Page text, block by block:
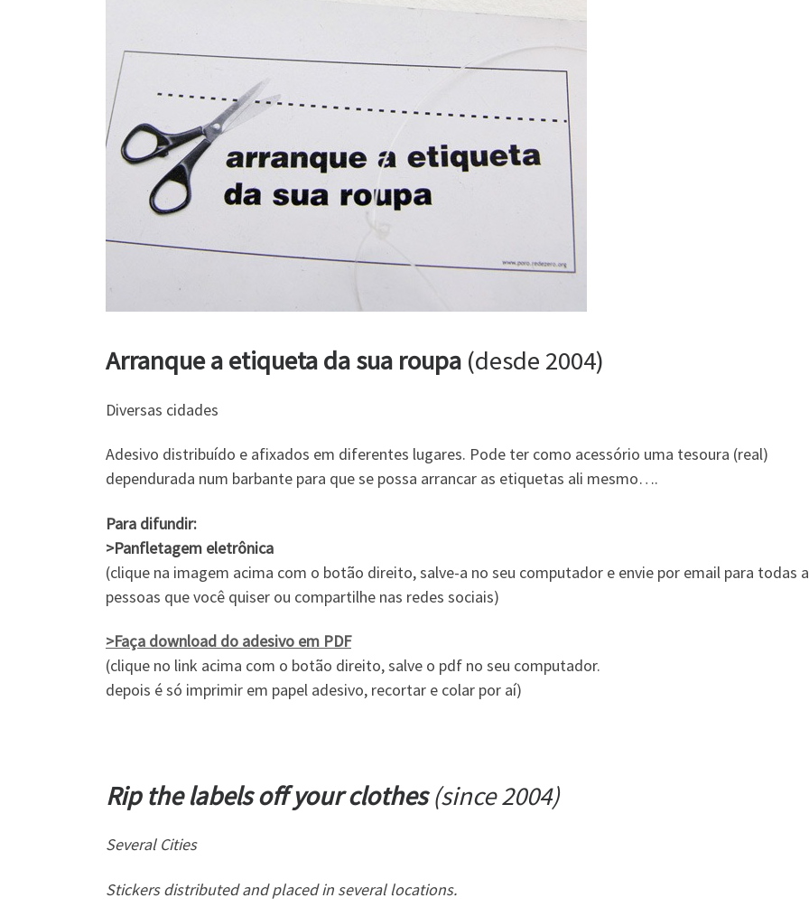
Arranque a etiqueta da sua roupa (desde 2004)
Diversas cidades
Adesivo distribuído e afixados em diferentes lugares. Pode ter como acessório uma tesoura (real)
dependurada num barbante para que se possa arrancar as etiquetas ali mesmo….
Para difundir:
>Panfletagem eletrônica
(clique na imagem acima com o botão direito, salve-a no seu computador e envie por email para todas
pessoas que você quiser ou compartilhe nas redes sociais)
>Faça download do adesivo em PDF
(clique no link acima com o botão direito, salve o pdf no seu computador.
depois é só imprimir em papel adesivo, recortar e colar por aí)
Rip the labels off your clothes(since 2004)
Several Cities
Stickers distributed and placed in several locations.